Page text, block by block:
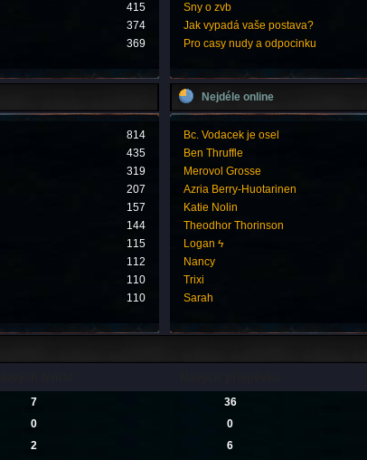
415
374
369
Sny o zvb
Jak vypadá vaše postava?
Pro casy nudy a odpocinku
814
435
319
207
157
144
115
112
110
110
Nejdéle online
Bc. Vodacek je osel
Ben Thruffle
Merovol Grosse
Azria Berry-Huotarinen
Katie Nolin
Theodhor Thorinson
Logan ϟ
Nancy
Trixi
Sarah
7
36
0
0
2
6